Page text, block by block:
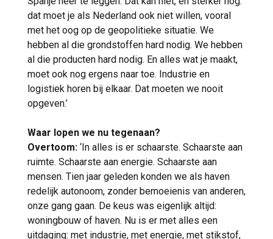
dat moet je als Nederland ook niet willen, vooral
met het oog op de geopolitieke situatie. We
hebben al die grondstoffen hard nodig. We hebben
al die producten hard nodig. En alles wat je maakt,
moet ook nog ergens naar toe. Industrie en
logistiek horen bij elkaar. Dat moeten we nooit
opgeven.’
Waar lopen we nu tegenaan?
Overtoom: ‘In alles is er schaarste. Schaarste aan
ruimte. Schaarste aan energie. Schaarste aan
mensen. Tien jaar geleden konden we als haven
redelijk autonoom, zonder bemoeienis van anderen,
onze gang gaan. De keus was eigenlijk altijd:
woningbouw of haven. Nu is er met alles een
uitdaging: met industrie, met energie, met stikstof,